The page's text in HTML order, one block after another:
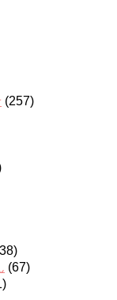
(257)
(67)